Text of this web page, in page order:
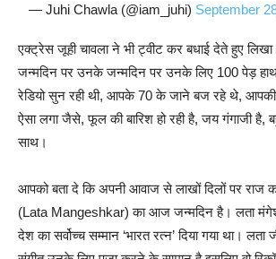
— Juhi Chawla (@iam_juhi) September
एक्ट्रेस जूही चावला ने भी ट्वीट कर बधाई देते हुए
जन्मदिन पर उनके जन्मदिन पर उनके लिए 100 पेड़
रेडियो सुन रही थी, आपके 70 के जाने बज रहे थे,
ऐसा लगा जैसे, फूल की बारिश हो रही है, जय गंगाजी है,
साथ।
आपको बता दे कि अपनी आवाज से लाखों दिलों पर राज
(Lata Mangeshkar) का आज जन्मदिन है। लता
देश का सर्वोच्च सम्मान ‘भारत रत्न’ दिया गया था। लता